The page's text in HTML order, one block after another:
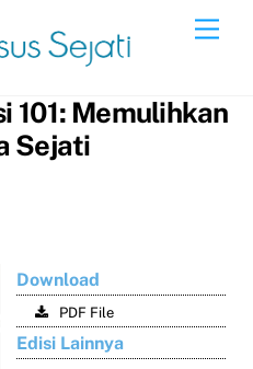
101: Memulihkan
Sejati
Download
PDF File
Edisi Lainnya